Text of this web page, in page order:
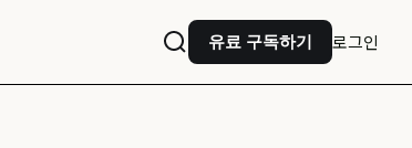
유료 구독하기 로그인